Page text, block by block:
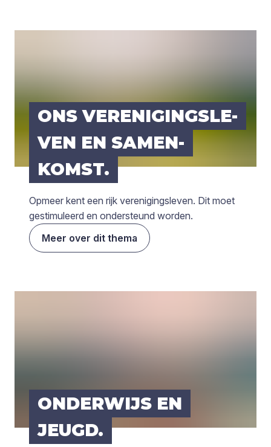
ONS VER­E­NI­GINGS­LE­
VEN EN SAMEN­
KOMST.
Opmeer kent een rijk verenigingsleven. Dit moet
gestimuleerd en ondersteund worden.
Meer over dit thema
ONDER­WIJS EN
JEUGD.